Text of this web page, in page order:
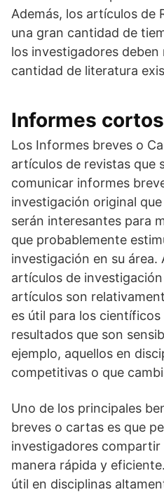
Además, los artículos de
una gran cantidad de
los investigadores deben
cantidad de literatura
Informes
Los Informes breves o
artículos de revistas que
comunicar informes
investigación original
serán interesantes para
que probablemente
investigación en su área.
artículos de
artículos son
es útil para los
resultados que son
ejemplo, aquellos en
competitivas o que
Uno de los principales
breves o cartas es que
investigadores compartir
manera rápida y
útil en disciplinas